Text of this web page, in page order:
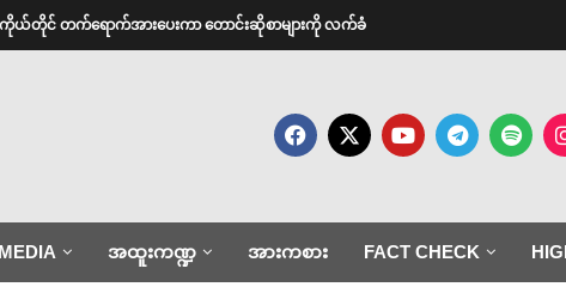
တိုင် တက်ရောက်အားပေးကာ တောင်းဆိုစာများကို လက်ခံ
အထူးကဏ္ဍ အားကစား FACT CHECK